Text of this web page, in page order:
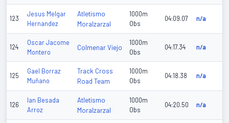
123
Jesus Melgar
Hernandez
Atletismo
Moralzarzal
1000m
Obs
04:09.07 n/a
124
Oscar Jacome
Montero
Colmenar Viejo
1000m
Obs
04:17.34 n/a
125
Gael Borraz
Muñano
Track Cross
Road Team
1000m
Obs
04:18.38 n/a
126
Ian Besada
Arroz
Atletismo
Moralzarzal
1000m
Obs
04:20.50 n/a